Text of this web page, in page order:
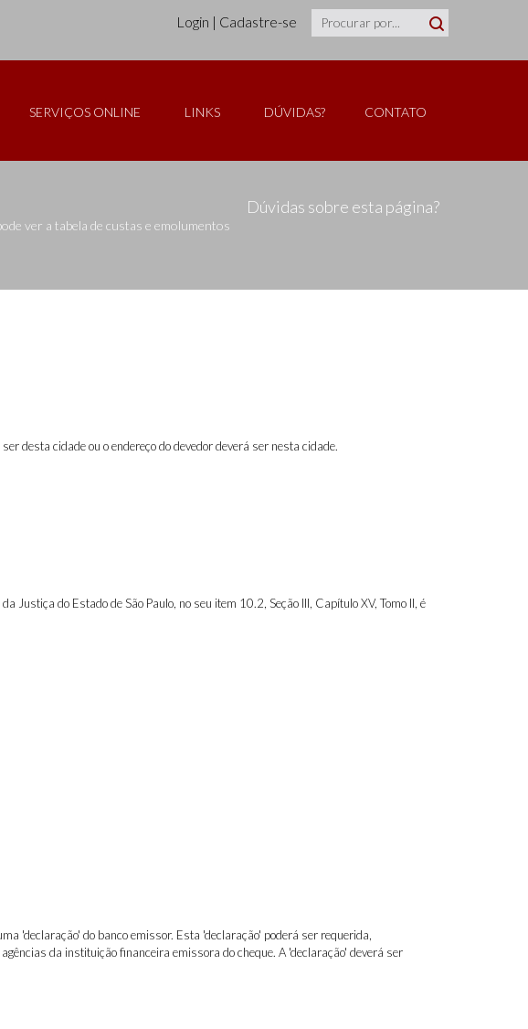
Login | Cadastre-se
SERVIÇOS ONLINE LINKS DÚVIDAS? CONTATO
ver a tabela de custas e emolumentos
Dúvidas sobre esta página?
desta cidade ou o endereço do devedor deverá ser nesta cidade.
do Estado de São Paulo, no seu item 10.2, Seção III, Capítulo XV, Tomo II, é
'declaração' do banco emissor. Esta 'declaração' poderá ser requerida,
da instituição financeira emissora do cheque. A 'declaração' deverá ser